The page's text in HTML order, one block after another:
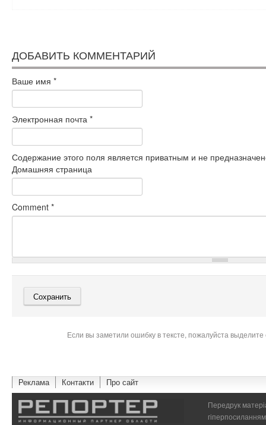
ДОБАВИТЬ КОММЕНТАРИЙ
Ваше имя *
Электронная почта *
Содержание этого поля является приватным и не
Домашняя страница
Comment *
Если вы заметили ошибку в тексте, пожалуйста
Реклама Контакти Про сайт
Передрук